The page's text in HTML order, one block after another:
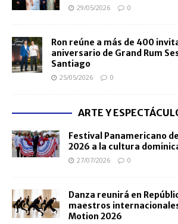
29/05/2026 0
Ron reúne a más de 400
aniversario de Grand Rum
Santiago
25/05/2026 0
ARTE Y
Festival Panamericano
2026 a la cultura
27/07/2026 0
Danza reunirá en
maestros
Motion 2026